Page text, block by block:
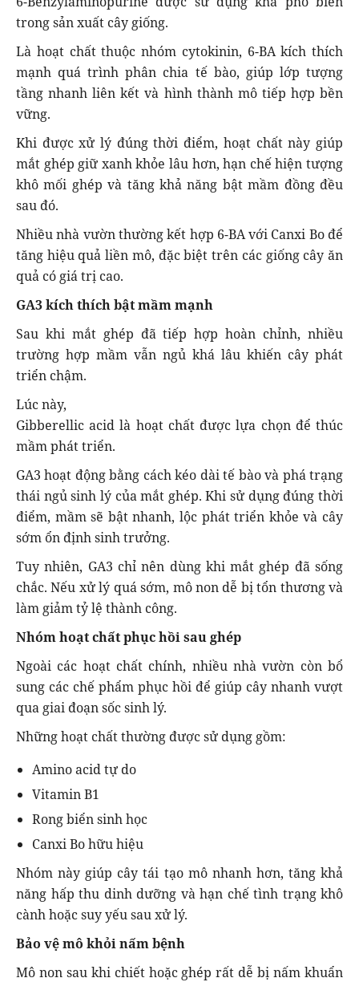
trong sản xuất cây giống.
Là hoạt chất thuộc nhóm cytokinin, 6-BA kích thích
mạnh quá trình phân chia tế bào, giúp lớp tượng
tầng nhanh liên kết và hình thành mô tiếp hợp bền
vững.
Khi được xử lý đúng thời điểm, hoạt chất này giúp
mắt ghép giữ xanh khỏe lâu hơn, hạn chế hiện tượng
khô mối ghép và tăng khả năng bật mầm đồng đều
sau đó.
Nhiều nhà vườn thường kết hợp 6-BA với Canxi Bo để
tăng hiệu quả liền mô, đặc biệt trên các giống cây ăn
quả có giá trị cao.
GA3 kích thích bật mầm mạnh
Sau khi mắt ghép đã tiếp hợp hoàn chỉnh, nhiều
trường hợp mầm vẫn ngủ khá lâu khiến cây phát
triển chậm.
Lúc này,
Gibberellic acid là hoạt chất được lựa chọn để thúc
mầm phát triển.
GA3 hoạt động bằng cách kéo dài tế bào và phá trạng
thái ngủ sinh lý của mắt ghép. Khi sử dụng đúng thời
điểm, mầm sẽ bật nhanh, lộc phát triển khỏe và cây
sớm ổn định sinh trưởng.
Tuy nhiên, GA3 chỉ nên dùng khi mắt ghép đã sống
chắc. Nếu xử lý quá sớm, mô non dễ bị tổn thương và
làm giảm tỷ lệ thành công.
Nhóm hoạt chất phục hồi sau ghép
Ngoài các hoạt chất chính, nhiều nhà vườn còn bổ
sung các chế phẩm phục hồi để giúp cây nhanh vượt
qua giai đoạn sốc sinh lý.
Những hoạt chất thường được sử dụng gồm:
Amino acid tự do
Vitamin B1
Rong biển sinh học
Canxi Bo hữu hiệu
Nhóm này giúp cây tái tạo mô nhanh hơn, tăng khả
năng hấp thu dinh dưỡng và hạn chế tình trạng khô
cành hoặc suy yếu sau xử lý.
Bảo vệ mô khỏi nấm bệnh
Mô non sau khi chiết hoặc ghép rất dễ bị nấm khuẩn